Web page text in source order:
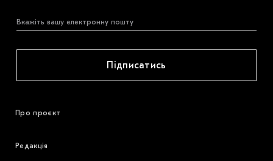
Підписатись
Про проєкт
Редакція